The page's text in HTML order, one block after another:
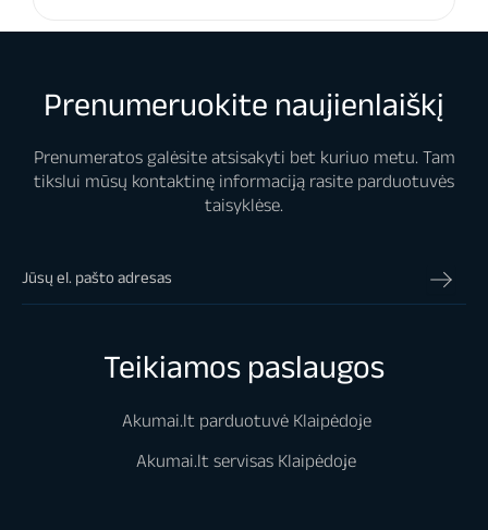
Prenumeruokite naujienlaiškį
Prenumeratos galėsite atsisakyti bet kuriuo metu. Tam
tikslui mūsų kontaktinę informaciją rasite parduotuvės
taisyklėse.
Teikiamos paslaugos
Akumai.lt parduotuvė Klaipėdoje
Akumai.lt servisas Klaipėdoje